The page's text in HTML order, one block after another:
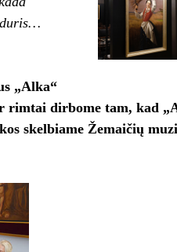
duris…
„Alka“
rimtai dirbome tam, kad
skelbiame Žemaičių